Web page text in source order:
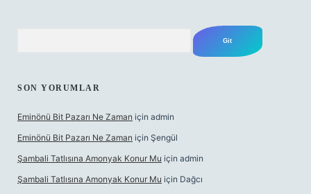
SON YORUMLAR
Eminönü Bit Pazarı Ne Zaman için admin
Eminönü Bit Pazarı Ne Zaman için Şengül
Şambali Tatlısına Amonyak Konur Mu için admin
Şambali Tatlısına Amonyak Konur Mu için Dağcı